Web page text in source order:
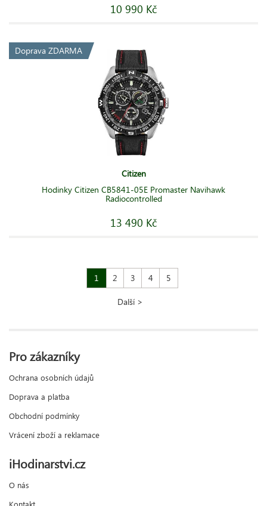
10 990 Kč
Doprava ZDARMA
Citizen
Hodinky Citizen CB5841-05E Promaster Navihawk
Radiocontrolled
13 490 Kč
1 2 3 4 5
Další >
Pro zákazníky
Ochrana osobních údajů
Doprava a platba
Obchodní podmínky
Vrácení zboží a reklamace
iHodinarstvi.cz
O nás
Kontakt